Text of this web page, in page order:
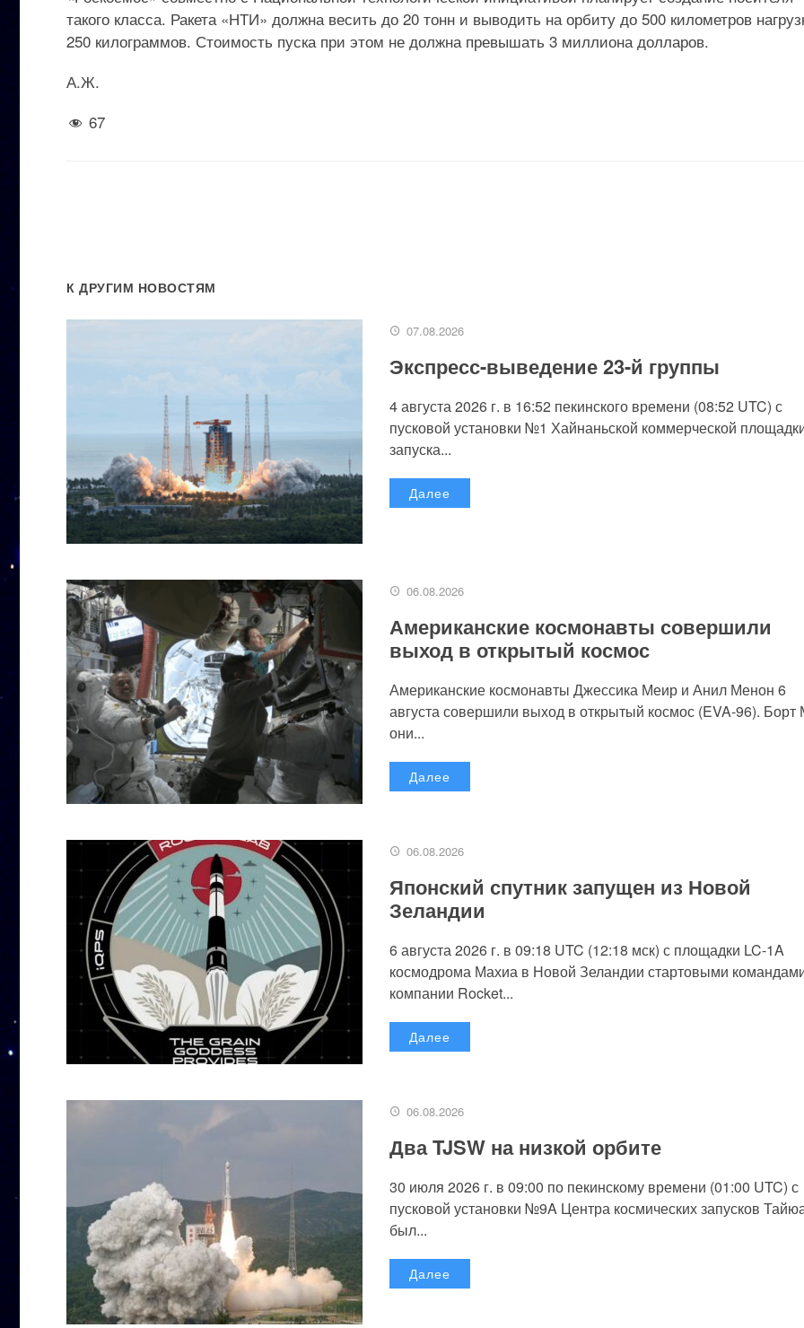
такого класса. Ракета «НТИ» должна весить до 20 тонн и выводить на орбиту до 500 километров
250 килограммов. Стоимость пуска при этом не должна превышать 3 миллиона долларов.
А.Ж.
67
К ДРУГИМ НОВОСТЯМ
07.08.2026
Экспресс-выведение 23-й группы
4 августа 2026 г. в 16:52 пекинского времени (08:52 UTC) с
пусковой установки №1 Хайнаньской коммерческой
запуска...
Далее
06.08.2026
Американские космонавты совершили
выход в открытый космос
Американские космонавты Джессика Меир и Анил Менон 6
августа совершили выход в открытый космос (EVA-96).
они...
Далее
06.08.2026
Японский спутник запущен из Новой
Зеландии
6 августа 2026 г. в 09:18 UTC (12:18 мск) с площадки LC-1A
космодрома Махиа в Новой Зеландии стартовыми
компании Rocket...
Далее
06.08.2026
Два TJSW на низкой орбите
30 июля 2026 г. в 09:00 по пекинскому времени (01:00 UTC) с
пусковой установки №9A Центра космических запусков
был...
Далее